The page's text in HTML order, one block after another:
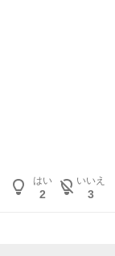
はい
2
いいえ
3